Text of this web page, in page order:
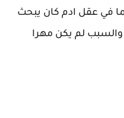
في عقل ادم كان يبحث
والسبب لم يكن مهرا